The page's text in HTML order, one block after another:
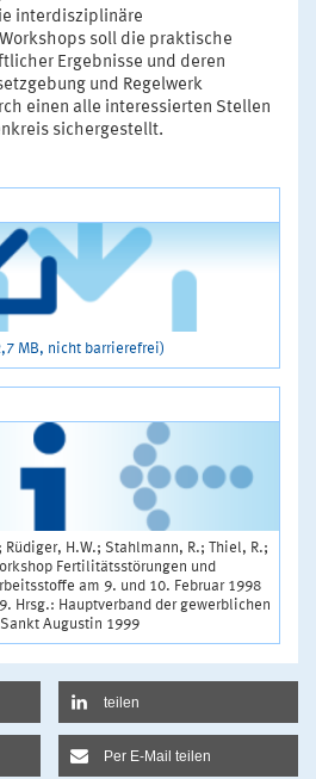
interdisziplinäre
soll die praktische
Ergebnisse und deren
und Regelwerk
einen alle interessierten Stellen
sichergestellt.
MB, nicht barrierefrei)
H.W.; Stahlmann, R.; Thiel, R.;
Fertilitätsstörungen und
am 9. und 10. Februar 1998
Hrsg.: Hauptverband der gewerblichen
Augustin 1999
teilen
Per E-Mail teilen